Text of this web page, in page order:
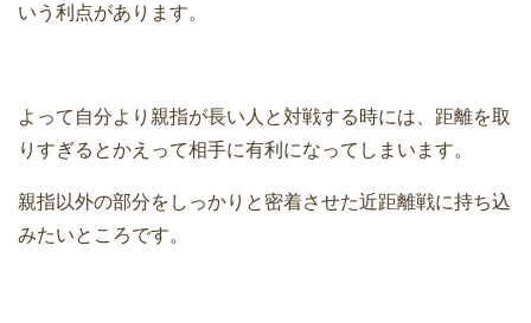
いう利点があります。
よって自分より親指が長い人と対戦する時には、距離を取
りすぎるとかえって相手に有利になってしまいます。
親指以外の部分をしっかりと密着させた近距離戦に持ち込
みたいところです。